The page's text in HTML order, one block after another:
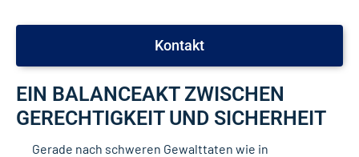
Kontakt
EIN BALANCEAKT ZWISCHEN
GERECHTIGKEIT UND SICHERHEIT
Gerade nach schweren Gewalttaten wie in